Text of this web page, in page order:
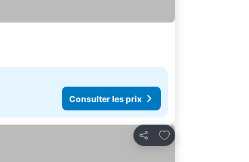
Consulter les prix
Partager
Ajouter à mes favoris